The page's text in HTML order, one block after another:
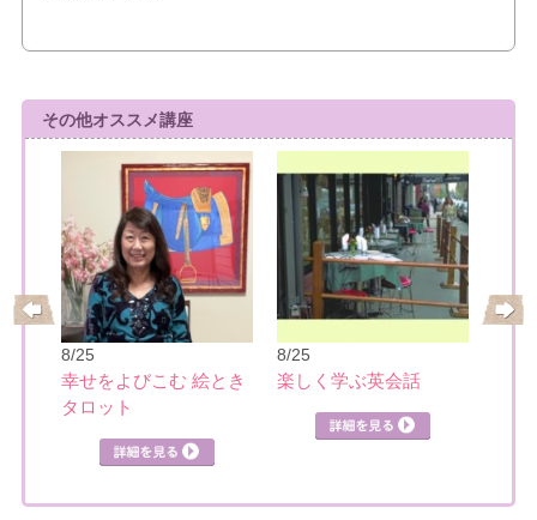
その他オススメ講座
8/25
幸せをよびこむ 絵とき
タロット
8/25
楽しく学ぶ英会話